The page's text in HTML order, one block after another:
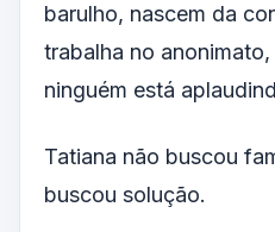
barulho, nascem da
trabalha no
ninguém está
Tatiana não buscou
buscou solução.